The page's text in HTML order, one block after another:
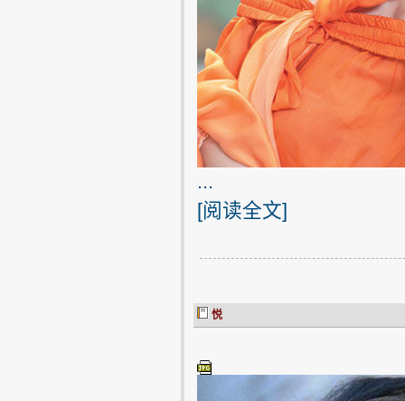
...
[阅读全文]
悦